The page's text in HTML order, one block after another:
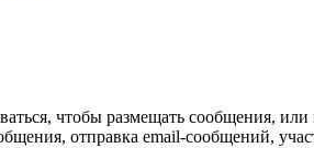
чтобы размещать сообщения, или
отправка email-сообщений,